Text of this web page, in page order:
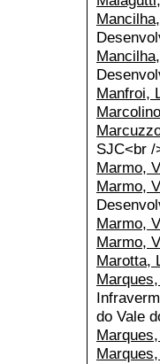
Manfroi,
SJC<br /
Marmo,
Marmo,
Marmo,
Marmo,
Marotta,
do Vale